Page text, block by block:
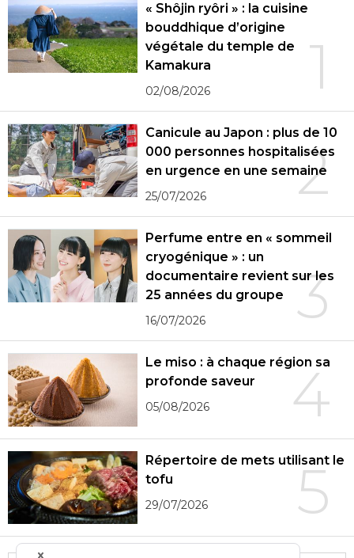
1
« Shôjin ryôri » : la cuisine
bouddhique d’origine
végétale du temple de
Kamakura
02/08/2026
2
Canicule au Japon : plus de 10
000 personnes hospitalisées
en urgence en une semaine
25/07/2026
3
Perfume entre en « sommeil
cryogénique » : un
documentaire revient sur les
25 années du groupe
16/07/2026
4
Le miso : à chaque région sa
profonde saveur
05/08/2026
5
Répertoire de mets utilisant le
tofu
29/07/2026